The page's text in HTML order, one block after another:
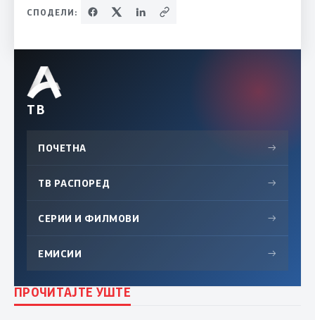
СПОДЕЛИ:
ТВ
ПОЧЕТНА →
ТВ РАСПОРЕД →
СЕРИИ И ФИЛМОВИ →
ЕМИСИИ →
ПРОЧИТАЈТЕ УШТЕ